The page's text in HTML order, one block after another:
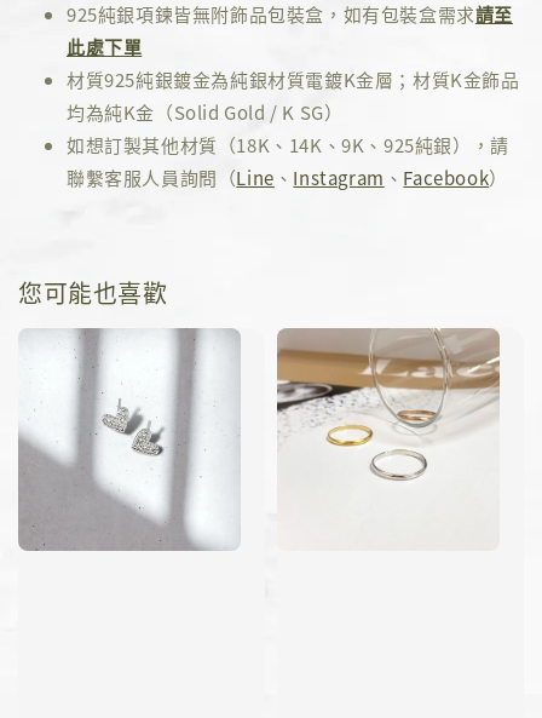
925純銀項鍊皆無附飾品包裝盒，如有包裝盒需求請至
此處下單
材質925純銀鍍金為純銀材質電鍍K金層；材質K金飾品
均為純K金（Solid Gold / K SG）
如想訂製其他材質（18K、14K、9K、925純銀），請
聯繫客服人員詢問（Line 、 Instagram 、 Facebook）
您可能也喜歡